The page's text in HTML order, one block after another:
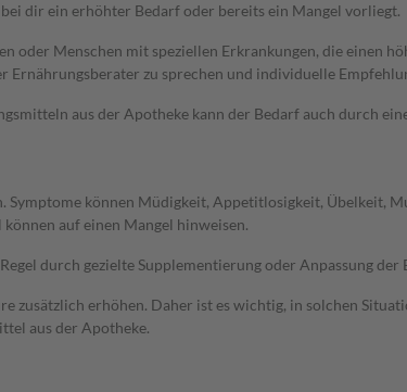
dir ein erhöhter Bedarf oder bereits ein Mangel vorliegt.
oder Menschen mit speziellen Erkrankungen, die einen
zu sprechen und individuelle
aus der Apotheke kann der Bedarf auch durch
können Müdigkeit, Appetitlosigkeit, Übelkeit,
auf einen Mangel hinweisen.
durch gezielte Supplementierung oder Anpassung der
zusätzlich erhöhen. Daher ist es wichtig, in solchen
aus der Apotheke.